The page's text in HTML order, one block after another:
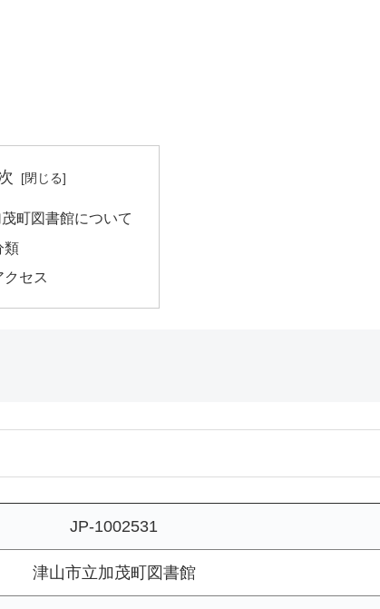
町図書館について
類
クセス
JP-1002531
津山市立加茂町図書館